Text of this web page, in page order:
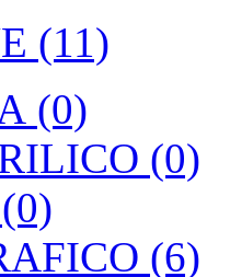
(11)
(0)
(0)
(6)